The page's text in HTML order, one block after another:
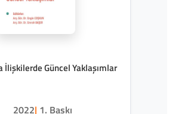
Güncel Yaklaşımlar
2022| 1. Baskı